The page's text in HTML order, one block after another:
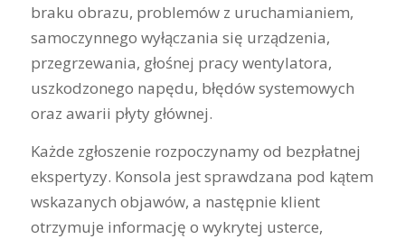
braku obrazu, problemów z uruchamianiem,
samoczynnego wyłączania się urządzenia,
przegrzewania, głośnej pracy wentylatora,
uszkodzonego napędu, błędów systemowych
oraz awarii płyty głównej.
Każde zgłoszenie rozpoczynamy od bezpłatnej
ekspertyzy. Konsola jest sprawdzana pod kątem
wskazanych objawów, a następnie klient
otrzymuje informację o wykrytej usterce,